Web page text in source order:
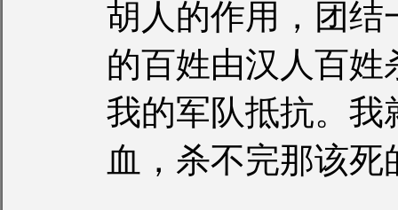
胡人的作用，团结
的百姓由汉人百
我的军队抵抗。我
血，杀不完那该死